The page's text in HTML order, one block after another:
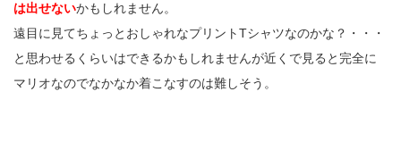
は出せないかもしれません。
遠目に見てちょっとおしゃれなプリントTシャツなのかな？・・・
と思わせるくらいはできるかもしれませんが近くで見ると完全に
マリオなのでなかなか着こなすのは難しそう。